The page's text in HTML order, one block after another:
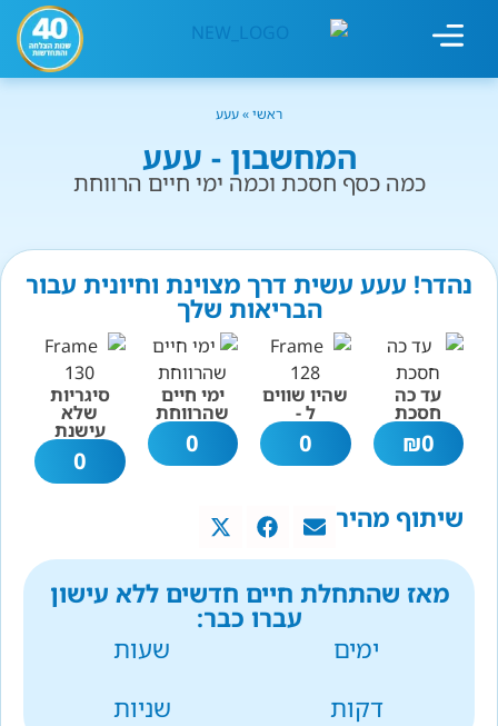
ראשי»עעע
המחשבון - עעע
כמה כסף חסכת וכמה ימי חיים הרווחת
נהדר! עעע עשית דרך מצוינת וחיונית עבור
הבריאות שלך
עד כה
חסכת
0
₪
שהיו שווים
ל -
0
ימי חיים
שהרווחת
0
סיגריות
שלא
עישנת
0
שיתוף מהיר
מאז שהתחלת חיים חדשים ללא עישון
עברו כבר:
ימים
שעות
דקות
שניות